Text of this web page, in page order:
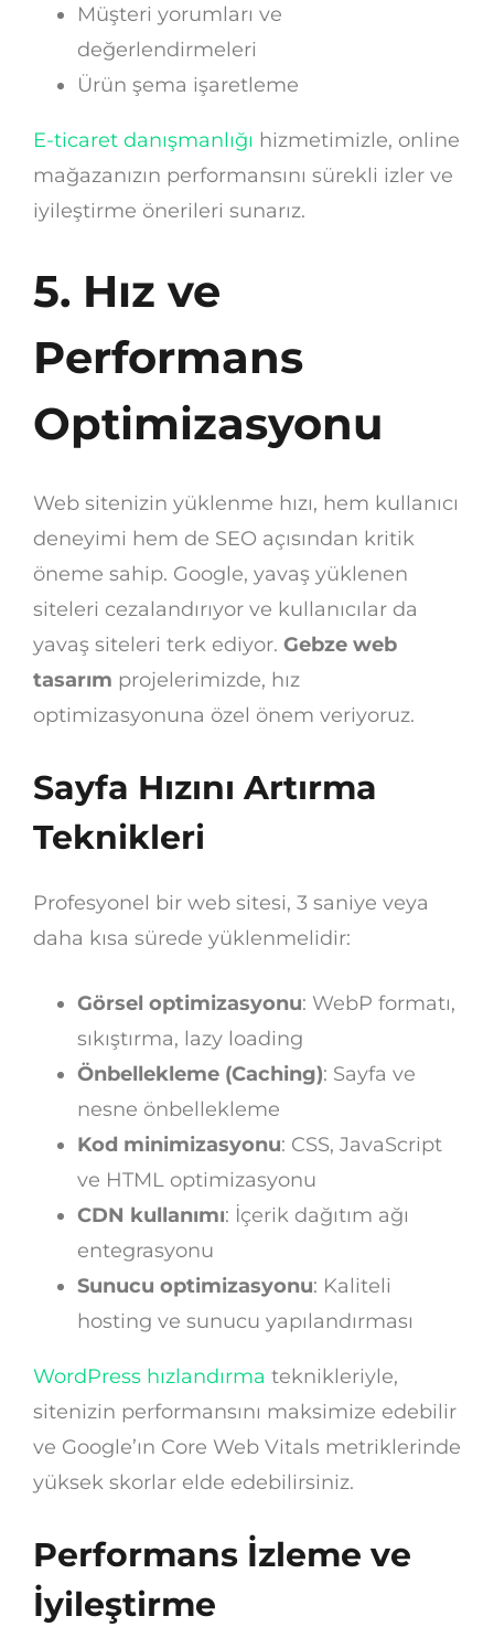
Müşteri yorumları ve
değerlendirmeleri
Ürün şema işaretleme
E-ticaret danışmanlığı hizmetimizle, online
mağazanızın performansını sürekli izler ve
iyileştirme önerileri sunarız.
5. Hız ve
Performans
Optimizasyonu
Web sitenizin yüklenme hızı, hem kullanıcı
deneyimi hem de SEO açısından kritik
öneme sahip. Google, yavaş yüklenen
siteleri cezalandırıyor ve kullanıcılar da
yavaş siteleri terk ediyor. Gebze web
tasarım projelerimizde, hız
optimizasyonuna özel önem veriyoruz.
Sayfa Hızını Artırma
Teknikleri
Profesyonel bir web sitesi, 3 saniye veya
daha kısa sürede yüklenmelidir:
Görsel optimizasyonu: WebP formatı,
sıkıştırma, lazy loading
Önbellekleme (Caching): Sayfa ve
nesne önbellekleme
Kod minimizasyonu: CSS, JavaScript
ve HTML optimizasyonu
CDN kullanımı: İçerik dağıtım ağı
entegrasyonu
Sunucu optimizasyonu: Kaliteli
hosting ve sunucu yapılandırması
WordPress hızlandırma teknikleriyle,
sitenizin performansını maksimize edebilir
ve Google’ın Core Web Vitals metriklerinde
yüksek skorlar elde edebilirsiniz.
Performans İzleme ve
İyileştirme